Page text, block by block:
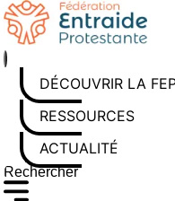
Aller
au
contenu
DÉCOUVRIR LA
RESSOURCES
ACTUALITÉS
Rechercher sur le site
Saisissez au moins 3